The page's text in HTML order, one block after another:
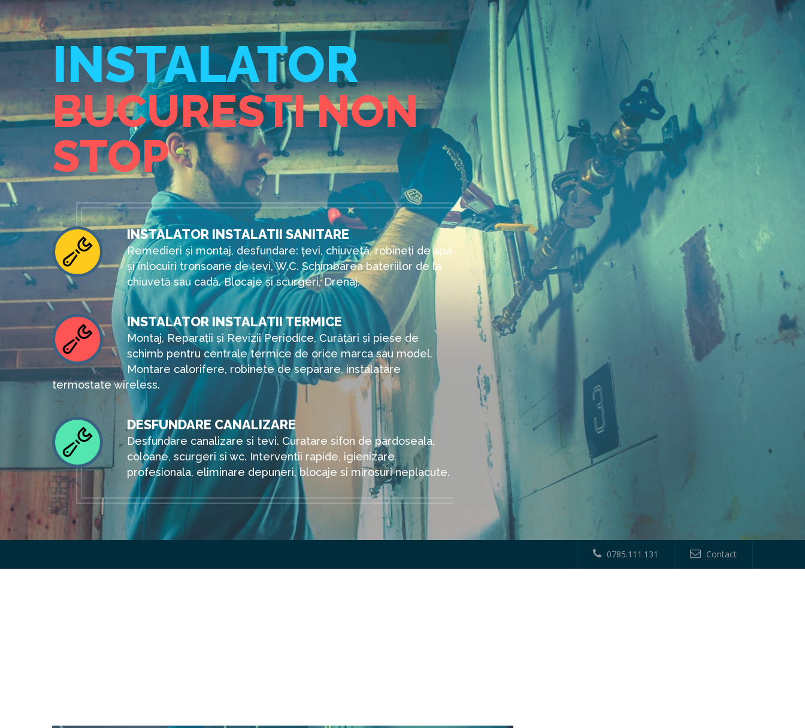
INSTALATOR
BUCURESTI NON
STOP
INSTALATOR INSTALATII SANITARE
Remedieri și montaj, desfundare: țevi, chiuvetă, robineți de apă
și înlocuiri tronsoane de țevi, W.C. Schimbarea bateriilor de la
chiuvetă sau cadă. Blocaje și scurgeri, Drenaj.
INSTALATOR INSTALATII TERMICE
Montaj, Reparații și Revizii Periodice, Curățări și piese de
schimb pentru centrale termice de orice marca sau model.
Montare calorifere, robinete de separare, instalatare
termostate wireless.
DESFUNDARE CANALIZARE
Desfundare canalizare si tevi. Curatare sifon de pardoseala,
coloane, scurgeri si wc. Interventii rapide, igienizare
profesionala, eliminare depuneri, blocaje si mirosuri neplacute.
0785.111.131 Contact